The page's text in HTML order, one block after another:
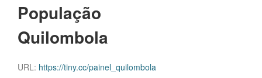
População
Quilombola
URL: https://tiny.cc/painel_quilombola